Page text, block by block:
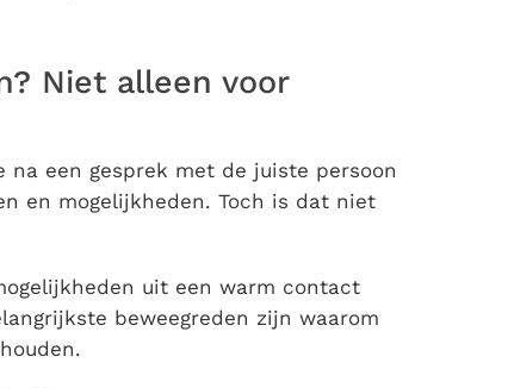
Niet alleen voor
een gesprek met de juiste persoon
en mogelijkheden. Toch is dat niet
uit een warm contact
beweegreden zijn waarom